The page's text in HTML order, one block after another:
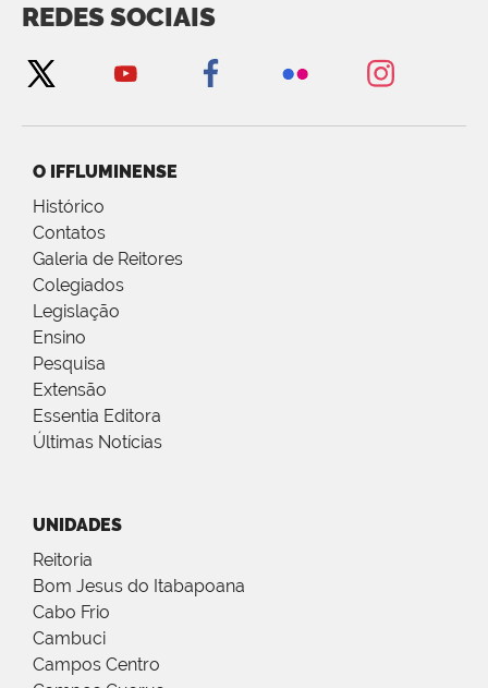
REDES SOCIAIS
O IFFLUMINENSE
Histórico
Contatos
Galeria de Reitores
Colegiados
Legislação
Ensino
Pesquisa
Extensão
Essentia Editora
Últimas Notícias
UNIDADES
Reitoria
Bom Jesus do Itabapoana
Cabo Frio
Cambuci
Campos Centro